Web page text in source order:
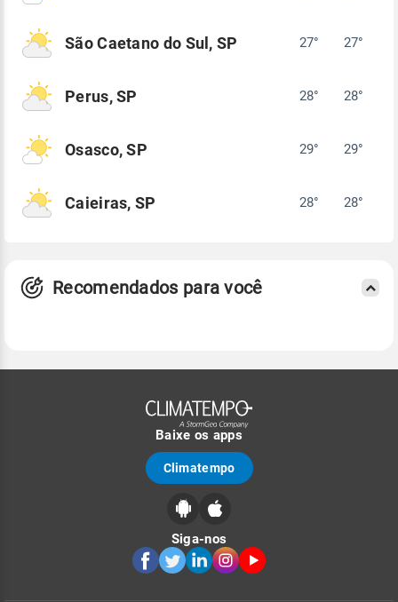
São Caetano do Sul, SP 27° 27°
Perus, SP 28° 28°
Osasco, SP 29° 29°
Caieiras, SP 28° 28°
Recomendados para você
Baixe os apps
Climatempo
Siga-nos